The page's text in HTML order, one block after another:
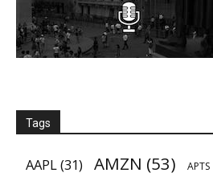
Tags
AAPL(31) AMZN (53) APTS